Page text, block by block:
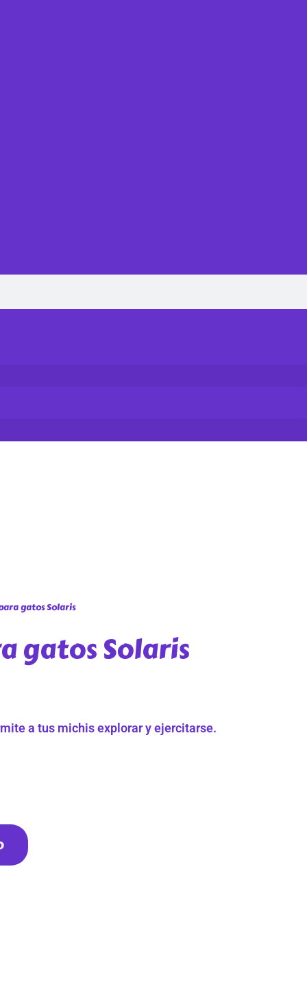
gatos Solaris
gatos Solaris
a tus michis explorar y ejercitarse.